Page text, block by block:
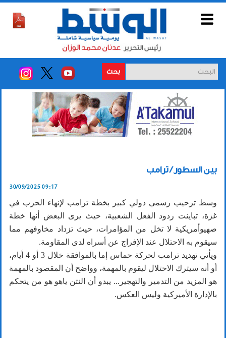
بحث
بين السطور / ترامب
30/09/2025 09:17
وسط ترحيب رسمي دولي كبير بخطة ترامب لإنهاء الحرب في
غزة، تباينت ردود الفعل الشعبية، حيث يرى البعض أنها خطة
صهيوأمريكية لا تخل من المؤامرات، حيث تزداد مخاوفهم مما
سيقوم به الاحتلال عند الإفراج عن أسراه لدى المقاومة.
ويأتي تهديد ترامب لحركة حماس إما بالموافقة خلال 3 أو 4 أيام،
أو أنه سيترك الاحتلال ليقوم بالمهمة، وواضح أن المقصود بالمهمة
هو المزيد من التدمير والتهجير... يبدو أن النتن ياهو هو من يتحكم
بالإدارة الأميركية وليس العكس.